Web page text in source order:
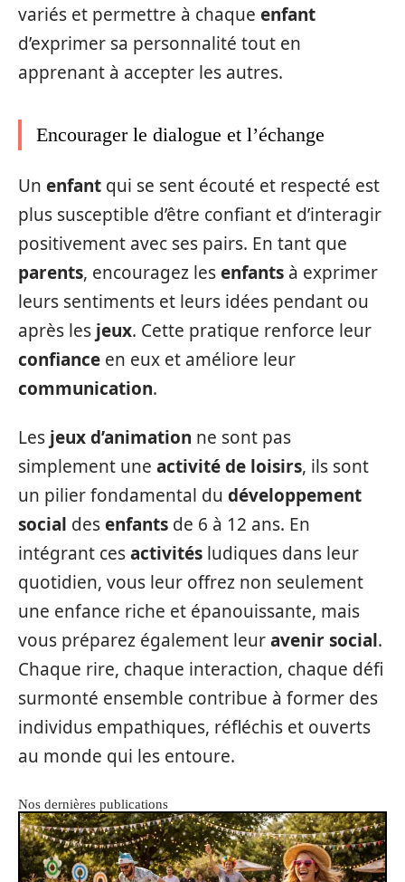
variés et permettre à chaque enfant
d’exprimer sa personnalité tout en
apprenant à accepter les autres.
Encourager le dialogue et l’échange
Un enfant qui se sent écouté et respecté est
plus susceptible d’être confiant et d’interagir
positivement avec ses pairs. En tant que
parents, encouragez lesenfants à exprimer
leurs sentiments et leurs idées pendant ou
après les jeux. Cette pratique renforce leur
confiance en eux et améliore leur
communication.
Les jeux d’animation ne sont pas
simplement une activité de loisirs, ils sont
un pilier fondamental du développement
social desenfants de 6 à 12 ans. En
intégrant cesactivités ludiques dans leur
quotidien, vous leur offrez non seulement
une enfance riche et épanouissante, mais
vous préparez également leuravenir social.
Chaque rire, chaque interaction, chaque défi
surmonté ensemble contribue à former des
individus empathiques, réfléchis et ouverts
au monde qui les entoure.
Nos dernières publications